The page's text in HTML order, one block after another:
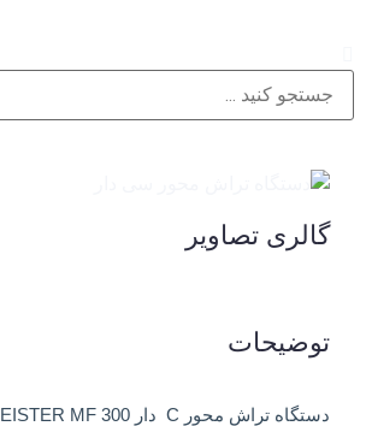
گالری تصاویر
توضیحات
دستگاه تراش محور C دار GILDEMEISTER MF 300